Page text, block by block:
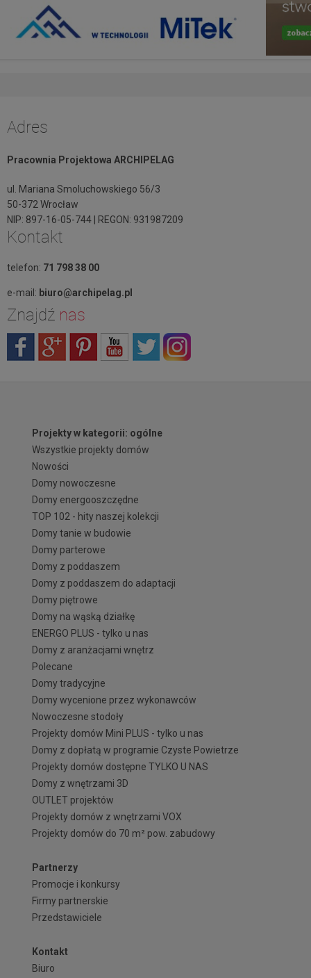
Adres
Pracownia Projektowa ARCHIPELAG
ul. Mariana Smoluchowskiego 56/3
50-372 Wrocław
NIP: 897-16-05-744 | REGON: 931987209
Kontakt
telefon: 71 798 38 00
e-mail: biuro@archipelag.pl
Znajdź nas
Projekty w kategorii: ogólne
Wszystkie projekty domów
Nowości
Domy nowoczesne
Domy energooszczędne
TOP 102 - hity naszej kolekcji
Domy tanie w budowie
Domy parterowe
Domy z poddaszem
Domy z poddaszem do adaptacji
Domy piętrowe
Domy na wąską działkę
ENERGO PLUS - tylko u nas
Domy z aranżacjami wnętrz
Polecane
Domy tradycyjne
Domy wycenione przez wykonawców
Nowoczesne stodoły
Projekty domów Mini PLUS - tylko u nas
Domy z dopłatą w programie Czyste Powietrze
Projekty domów dostępne TYLKO U NAS
Domy z wnętrzami 3D
OUTLET projektów
Projekty domów z wnętrzami VOX
Projekty domów do 70 m² pow. zabudowy
Partnerzy
Promocje i konkursy
Firmy partnerskie
Przedstawiciele
Kontakt
Biuro